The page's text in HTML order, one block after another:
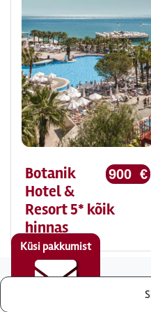
900 €
Botanik
Hotel &
Resort 5* kõik
hinnas
Küsi pakkumist